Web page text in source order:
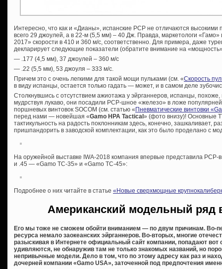
Интересно, что как и «Дианы», испанские PCP не отличаются высокими
всего 29 джоулей, а в 22-м (5,5 мм) – 40 Дж. Правда, маркетологи «Гамо»
2017» скорости в 410 и 360 м/с, соответственно. Для примера, даже
декларирует следующие показатели (обратите внимание на
— .177 (4,5 мм), 37 джоулей – 360 м/с
— .22 (5,5 мм), 53 джоуля – 333 м/с.
Причем это с очень легкими для такой мощи пульками (см. «Скорость
в виду испанцы, остается только гадать — может, и в самом деле
Столкнувшись с отсутствием ажиотажа у эйрганнеров, испанцы,
мудрствуя лукаво, они посадили PCP-шное «железо» в ложе
поршневых винтовок SOCOM (см. статью «Пневматические винтовки
перед нами — новейшая «Gamo HPA Tactical» (фото внизу)! Основные
тактикульность на радость поклонникам здесь, конечно, зашкаливает,
пришпандорить в заводской комплектации, как это было проделано с
На оружейной выставке IWA-2018 компания впервые представила PCP-
и .45 — «Gamo TC-35» и «Gamo TC-45»:
Подробнее о них читайте в статье «Новые сверхмощные
Американский модельный ряд
Его мы тоже не сможем обойти вниманием — по двум причинам. Во-
ресурса немало заокеанских эйрганнеров. Во-вторых, многие
разыскивая в Интернете официальный сайт компании, попадают
удивляются, не обнаружив там не только знакомых названий, но
непривычные модели. Дело в том, что по этому адресу как раз и
дочерней компании «Gamo USA», заточенной под предпочтения